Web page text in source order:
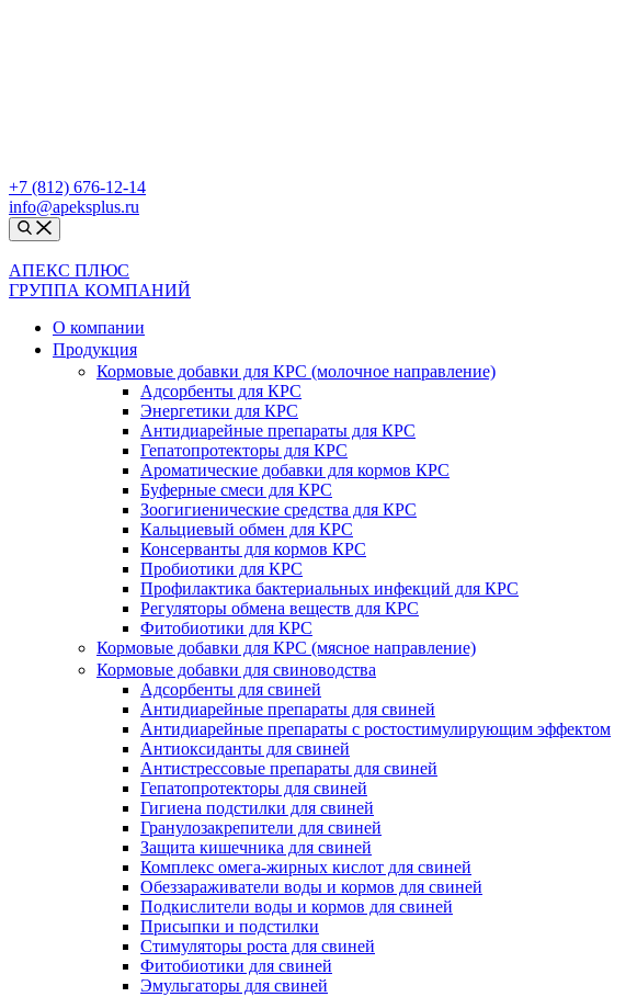
+7 (812) 676-12-14
info@apeksplus.ru
АПЕКС ПЛЮС
ГРУППА КОМПАНИЙ
О компании
Продукция
Кормовые добавки для КРС (молочное направление)
Адсорбенты для КРС
Энергетики для КРС
Антидиарейные препараты для КРС
Гепатопротекторы для КРС
Ароматические добавки для кормов КРС
Буферные смеси для КРС
Зоогигиенические средства для КРС
Кальциевый обмен для КРС
Консерванты для кормов КРС
Пробиотики для КРС
Профилактика бактериальных инфекций для КРС
Регуляторы обмена веществ для КРС
Фитобиотики для КРС
Кормовые добавки для КРС (мясное направление)
Кормовые добавки для свиноводства
Адсорбенты для свиней
Антидиарейные препараты для свиней
Антидиарейные препараты с ростостимулирующим эффектом
Антиоксиданты для свиней
Антистрессовые препараты для свиней
Гепатопротекторы для свиней
Гигиена подстилки для свиней
Гранулозакрепители для свиней
Защита кишечника для свиней
Комплекс омега-жирных кислот для свиней
Обеззараживатели воды и кормов для свиней
Подкислители воды и кормов для свиней
Присыпки и подстилки
Стимуляторы роста для свиней
Фитобиотики для свиней
Эмульгаторы для свиней